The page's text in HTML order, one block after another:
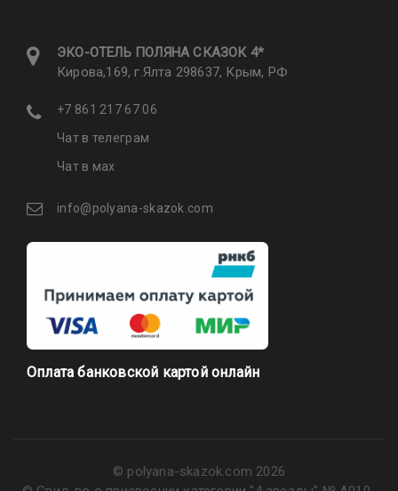
ЭКО-ОТЕЛЬ ПОЛЯНА CКАЗОК 4*
Кирова,169, г.Ялта 298637, Крым, РФ
+7 861 217 67 06
Чат в телеграм
Чат в мах
info@polyana-skazok.com
Оплата банковской картой онлайн
© polyana-skazok.com 2026